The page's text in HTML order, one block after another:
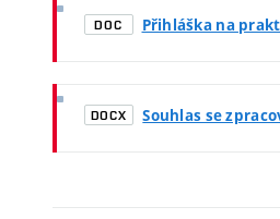
DOC Přihláška na
DOCX Souhlas se